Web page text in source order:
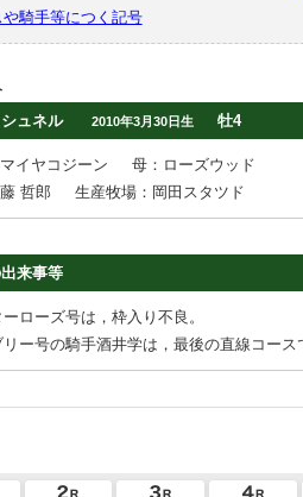
や騎手等につく記号
ュネル
2010年3月30日生 牡4
イヤコジーン
母：ローズウッド
哲郎
生産牧場：岡田スタツド
来事等
ローズ号は，枠入り不良。
リー号の騎手酒井学は，最後の直線コー